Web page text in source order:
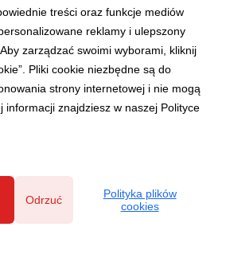
SALONÓW AGATA Z
kampania reklamowa z nowym
(dawniej Agata Meble). W reklamie
styczniową promocję „40 rat 0%, 2
treści oraz funkcje mediów
reklamy i ulepszony
zarządzać swoimi wyborami, kliknij
Pliki cookie niezbędne są do
strony internetowej i nie mogą
informacji znajdziesz w naszej Polityce
Odrzuć
Polityka plików
cookies